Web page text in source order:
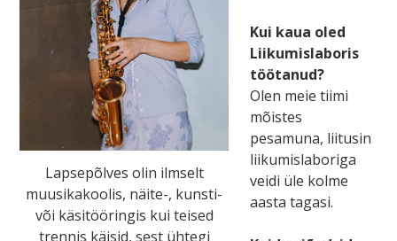
Lapsepõlves olin ilmselt
muusikakoolis, näite-, kunsti-
või käsitööringis kui teised
trennis käisid, sest ühtegi
Kui kaua oled
Liikumislaboris
töötanud?
Olen meie tiimi
mõistes
pesamuna, liitusin
liikumislaboriga
veidi üle kolme
aasta tagasi.